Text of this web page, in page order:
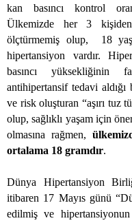
kan basıncı kontrol
Ülkemizde her 3
ölçtürmemiş olup,
18
hipertansiyon vardır.
basıncı yüksekliğinin
antihipertansif tedavi
ve risk oluşturan “aşırı tuz
olup, sağlıklı yaşam için
olmasına rağmen,
ortalama 18 gramdır.
Dünya Hipertansiyon
itibaren 17 Mayıs günü
edilmiş ve